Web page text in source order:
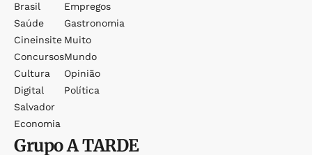
Brasil
Saúde
Cineinsite
Concursos
Cultura
Digital
Salvador
Economia
Empregos
Gastronomia
Muito
Mundo
Opinião
Política
GrupoA TARDE